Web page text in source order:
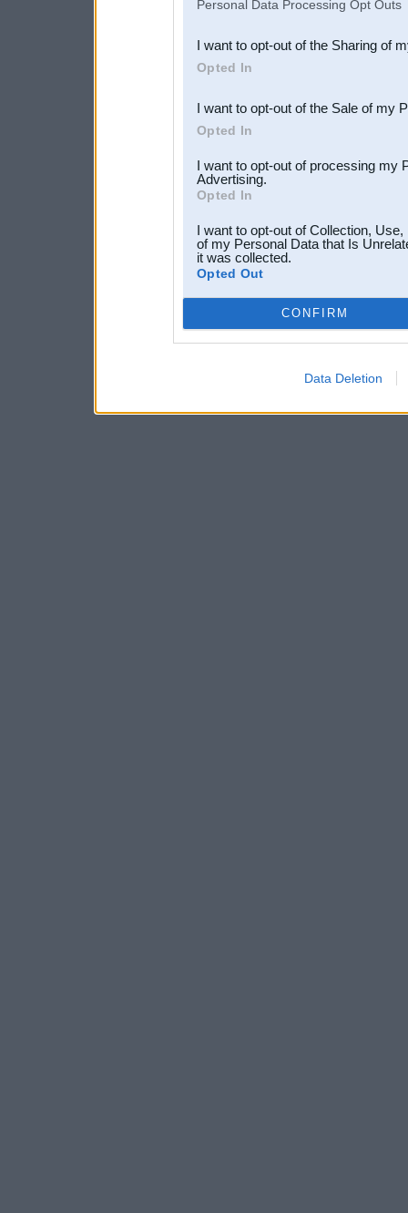
Downstream Participants
third parties.
Personal Data Processing Opt Outs
I want to opt-out of the Sharing of
Opted In
I want to opt-out of the Sale of my
Opted In
I want to opt-out of processing my
Advertising.
Opted In
I want to opt-out of Collection,
of my Personal Data that Is
it was collected.
Opted Out
CONFIRM
Data Deletion